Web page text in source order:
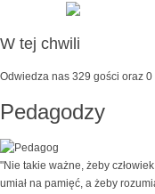
W tej chwili
Odwiedza nas 329 gości oraz 0
Pedagodzy
"Nie takie ważne, żeby
umiał na pamięć, a żeby